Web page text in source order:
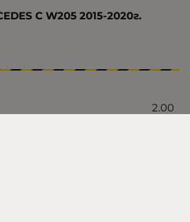
C W205 2015-2020г.
2.00